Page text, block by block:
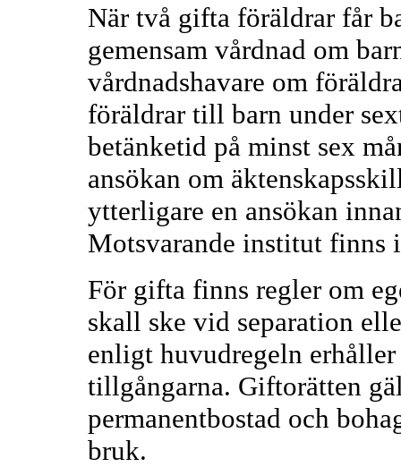
När två gifta föräldrar får
gemensam vårdnad om
vårdnadshavare om
föräldrar till barn under
betänketid på minst sex
ansökan om
ytterligare en ansökan
Motsvarande institut finns
För gifta finns regler om
skall ske vid separation
enligt huvudregeln
tillgångarna. Giftorätten
permanentbostad och
bruk.